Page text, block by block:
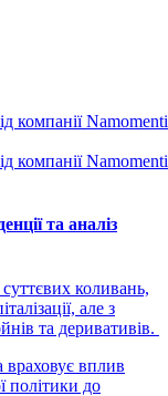
та аналіз
коливань,
але з
та деривативів.
враховує вплив
політики до